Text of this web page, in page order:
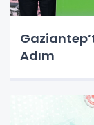
Adım